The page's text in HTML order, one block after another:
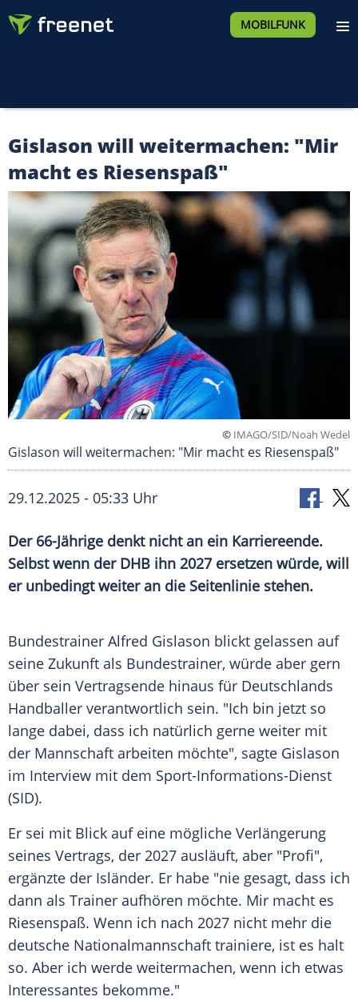
MOBILFUNK
Gislason will weitermachen: "Mir
macht es Riesenspaß"
© IMAGO/SID/Noah Wedel
Gislason will weitermachen: "Mir macht es Riesenspaß"
29.12.2025 - 05:33 Uhr
Der 66-Jährige denkt nicht an ein Karriereende.
Selbst wenn der DHB ihn 2027 ersetzen würde, will
er unbedingt weiter an die Seitenlinie stehen.
Bundestrainer Alfred Gislason blickt gelassen auf
seine Zukunft als Bundestrainer, würde aber gern
über sein Vertragsende hinaus für Deutschlands
Handballer verantwortlich sein. "Ich bin jetzt so
lange dabei, dass ich natürlich gerne weiter mit
der Mannschaft arbeiten möchte", sagte Gislason
im Interview mit dem Sport-Informations-Dienst
(SID).
Er sei mit Blick auf eine mögliche Verlängerung
seines Vertrags, der 2027 ausläuft, aber "Profi",
ergänzte der Isländer. Er habe "nie gesagt, dass ich
dann als Trainer aufhören möchte. Mir macht es
Riesenspaß. Wenn ich nach 2027 nicht mehr die
deutsche Nationalmannschaft trainiere, ist es halt
so. Aber ich werde weitermachen, wenn ich etwas
Interessantes bekomme."